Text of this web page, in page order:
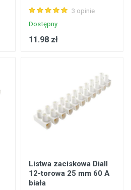
3 opinie
Dostępny
11.98 zł
Listwa zaciskowa Diall
12-torowa 25 mm 60 A
biała